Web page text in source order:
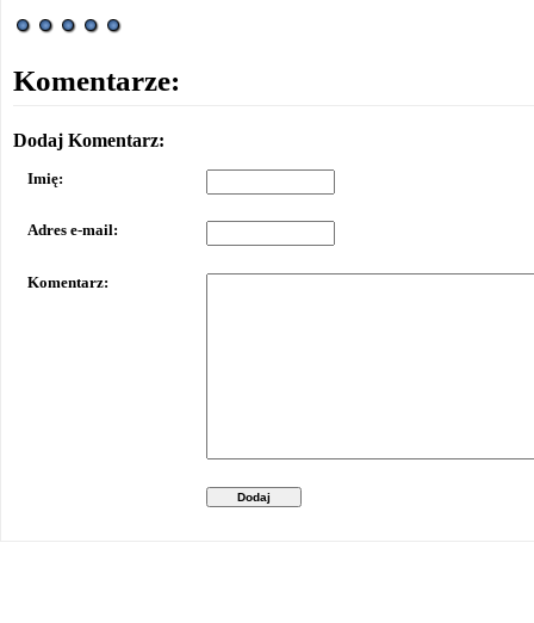
Komentarze:
Dodaj Komentarz:
Imię:
Adres e-mail:
Komentarz:
Dodaj